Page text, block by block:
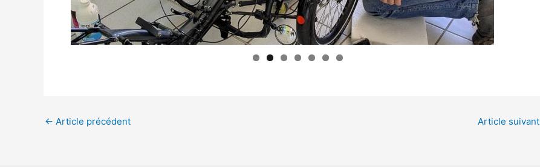
← Article précédent Article suivant